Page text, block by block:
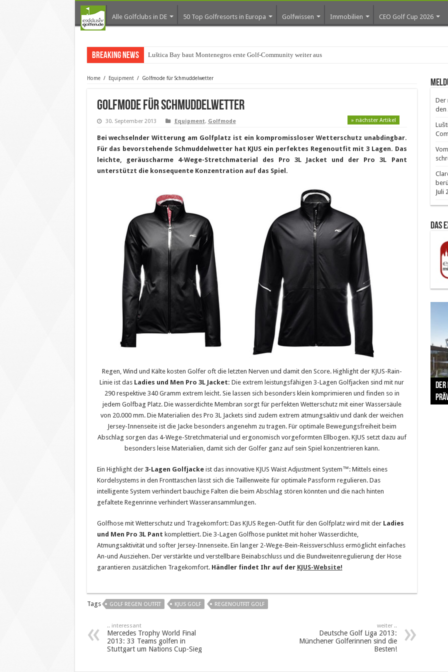
Alle Golfclubs in DE 50 Top Golfresorts in Europa Golfwissen Immobilien CEO Golf Cup 2026
Breaking News Luštica Bay baut Montenegros erste Golf-Community weiter aus
Home / Equipment / Golfmode für Schmuddelwetter
Golfmode für Schmuddelwetter
30. September 2013 Equipment, Golfmode » nächster Artikel
Bei wechselnder Witterung am Golfplatz ist ein kompromissloser Wetterschutz unabdingbar.
Für das bevorstehende Schmuddelwetter hat KJUS ein perfektes Regenoutfit mit 3 Lagen. Das
leichte, geräuscharme 4-Wege-Stretchmaterial des Pro 3L Jacket und der Pro 3L Pant
unterstützt die konsequente Konzentration auf das Spiel.
Regen, Wind und Kälte kosten Golfer oft die letzten Nerven und damit den Score. Highlight der KJUS-Rain-
Linie ist das Ladies und Men Pro 3L Jacket: Die extrem leistungsfähigen 3-Lagen Golfjacken sind mit nur
290 respektive 340 Gramm extrem leicht. Sie lassen sich besonders klein komprimieren und finden so in
jedem Golfbag Platz. Die wasserdichte Membran sorgt für perfekten Wetterschutz mit einer Wassersäule
von 20.000 mm. Die Materialien des Pro 3L Jackets sind zudem extrem atmungsaktiv und dank der weichen
Jersey-Innenseite ist die Jacke besonders angenehm zu tragen. Für optimale Bewegungsfreiheit beim
Abschlag sorgen das 4-Wege-Stretchmaterial und ergonomisch vorgeformten Ellbogen. KJUS setzt dazu auf
besonders leise Materialien, damit sich der Golfer ganz auf sein Spiel konzentrieren kann.
Ein Highlight der3-Lagen Golfjackeist das innovative KJUS Waist Adjustment System™: Mittels eines
Kordelsystems in den Fronttaschen lässt sich die Taillenweite für optimale Passform regulieren. Das
intelligente System verhindert bauchige Falten die beim Abschlag stören könnten und die nach hinten
gefaltete Regenrinne verhindert Wasseransammlungen.
Golfhose mit Wetterschutz und Tragekomfort: Das KJUS Regen-Outfit für den Golfplatz wird mit der Ladies
und Men Pro 3L Pant komplettiert. Die 3-Lagen Golfhose punktet mit hoher Wasserdichte,
Atmungsaktivität und softer Jersey-Innenseite. Ein langer 2-Wege-Bein-Reissverschluss ermöglicht einfaches
An-und Ausziehen. Der verstärkte und verstellbare Beinabschluss und die Bundweitenregulierung der Hose
garantieren zusätzlichen Tragekomfort. Händler findet Ihr auf der KJUS-Website!
Tags GOLF REGEN OUTFIT KJUS GOLF REGENOUTFIT GOLF
.. interessant
Mercedes Trophy World Final
2013: 33 Teams golfen in
Stuttgart um Nations Cup-Sieg
weiter ..
Deutsche Golf Liga 2013:
Münchener Golferinnen sind die
Besten!
Der
den
Juli
Das
The